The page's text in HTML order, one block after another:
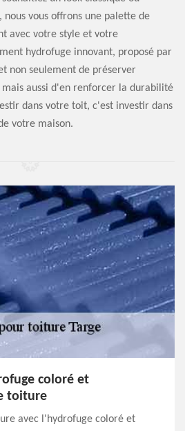
nous vous offrons une palette de
avec votre style et votre
hydrofuge innovant, proposé par
non seulement de préserver
aussi d'en renforcer la durabilité
dans votre toit, c'est investir dans
votre maison.
coloré et
toiture
avec l'hydrofuge coloré et